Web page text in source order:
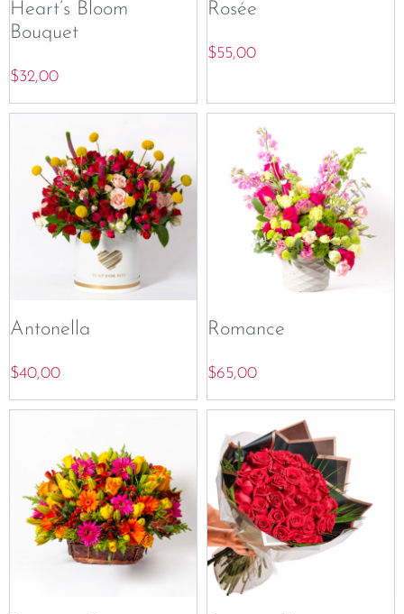
Heart’s Bloom
Bouquet
$32,00
Rosée
$55,00
Antonella
$40,00
Romance
$65,00